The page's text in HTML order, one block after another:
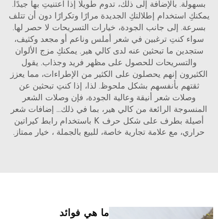
بسهولة. بالإضافة إلى ذلك، تدوم طويلًا إذا اعتنيتِ بها جيدًا.
يمكنكِ استخدام إطلالتكِ الجديدة مرارًا وتكرارًا دون أن تتلف
بسرعة. إلى جانب الجودة، خيارات التسريحات لا حصر لها.
سواء كنتِ ترغبين في شعر أملس وناعم أو مجعد وكثيف،
ستجدين ما تبحثين عنه لدى كالي هير. يمكنكِ مزج الألوان
والتسريحات للحصول على مظهر فريد وجذاب. يقول
الكثيرون إنهم يحصلون على الكثير من الإطراءات، مما يعزز
ثقتهم بأنفسهم بشكل ملحوظ. لذا، إذا كنتِ تبحثين عن
وصلات شعر أنيقة وعالية الجودة، فإن وصلات الشعر
المنسوجة الرائعة من كالي هير، بما في ذلك...
إضافات شعر
أصيلة بطرف على شكل حرف K باستخدام رابط كيراتين
حراري، مع علامة تجارية خاصة، للبيع بالجملة ، خيار ممتاز.
ما هي فوائد